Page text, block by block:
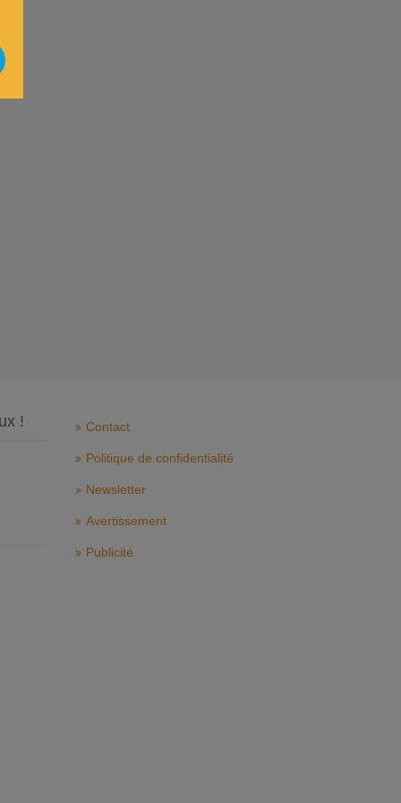
! Contact
Politique de confidentialité
Newsletter
Avertissement
Publicité